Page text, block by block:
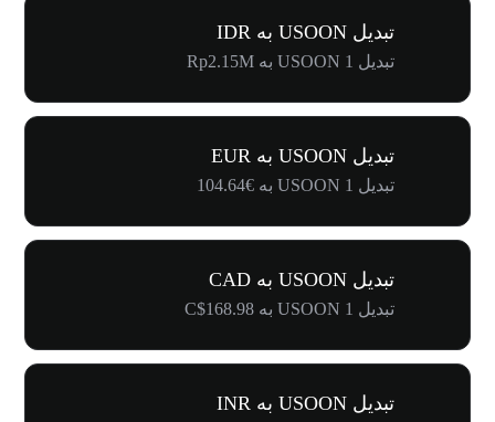
تبدیل USOON به IDR
تبدیل 1 USOON به Rp2.15M
تبدیل USOON به EUR
تبدیل 1 USOON به €104.64
تبدیل USOON به CAD
تبدیل 1 USOON به C$168.98
تبدیل USOON به INR